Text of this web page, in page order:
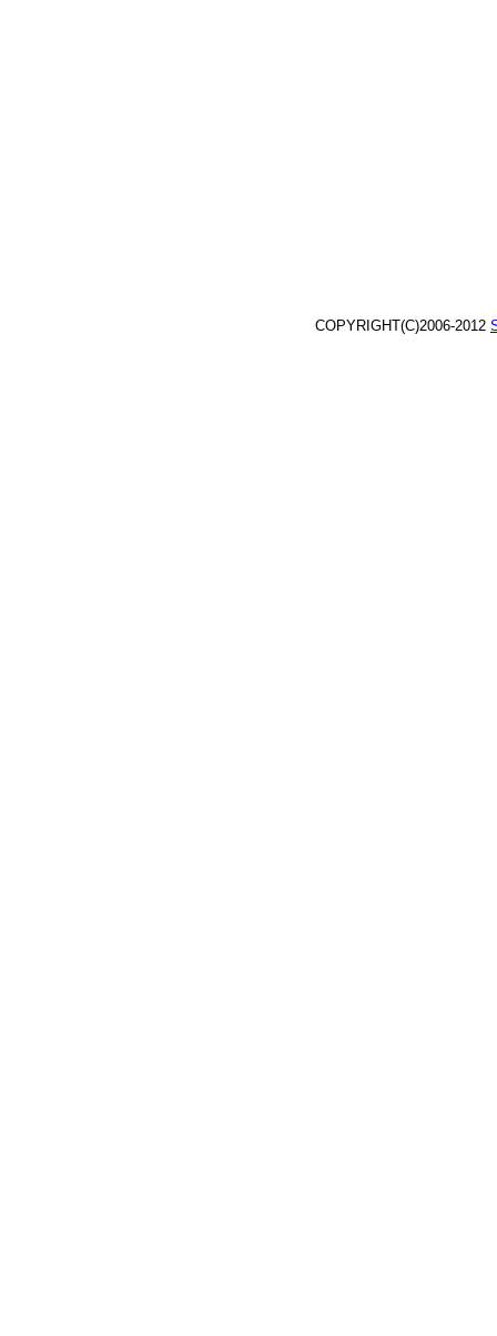
COPYRIGHT(C)2006-2012